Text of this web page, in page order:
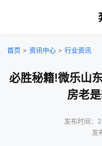
首页 > 资讯中心 > 行业资讯
必胜秘籍!微乐山
房老
发布时间：
发